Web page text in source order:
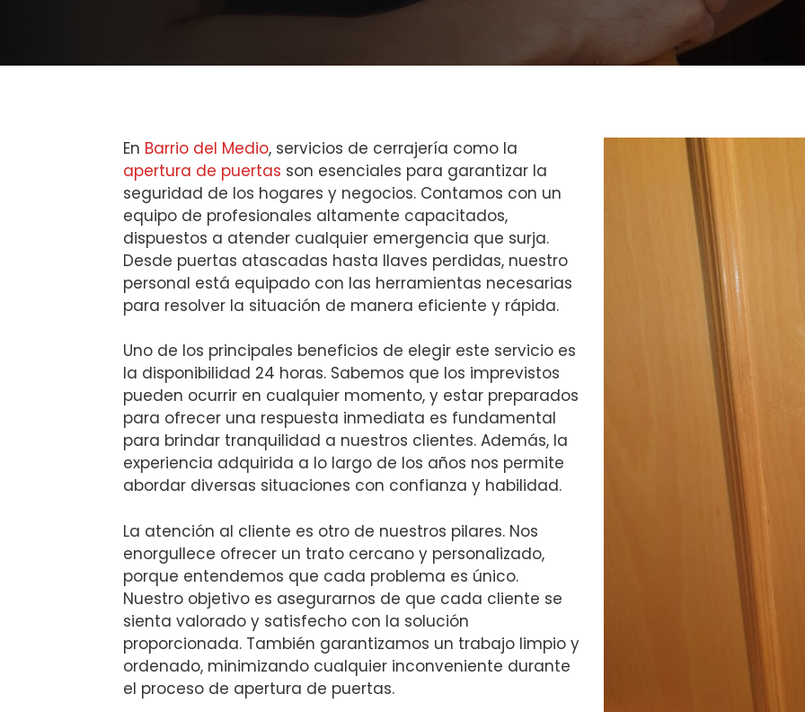
En Barrio del Medio, servicios de cerrajería como la
apertura de puertas son esenciales para garantizar la
seguridad de los hogares y negocios. Contamos con un
equipo de profesionales altamente capacitados,
dispuestos a atender cualquier emergencia que surja.
Desde puertas atascadas hasta llaves perdidas, nuestro
personal está equipado con las herramientas necesarias
para resolver la situación de manera eficiente y rápida.
Uno de los principales beneficios de elegir este servicio es
la disponibilidad 24 horas. Sabemos que los imprevistos
pueden ocurrir en cualquier momento, y estar preparados
para ofrecer una respuesta inmediata es fundamental
para brindar tranquilidad a nuestros clientes. Además, la
experiencia adquirida a lo largo de los años nos permite
abordar diversas situaciones con confianza y habilidad.
La atención al cliente es otro de nuestros pilares. Nos
enorgullece ofrecer un trato cercano y personalizado,
porque entendemos que cada problema es único.
Nuestro objetivo es asegurarnos de que cada cliente se
sienta valorado y satisfecho con la solución
proporcionada. También garantizamos un trabajo limpio y
ordenado, minimizando cualquier inconveniente durante
el proceso de apertura de puertas.